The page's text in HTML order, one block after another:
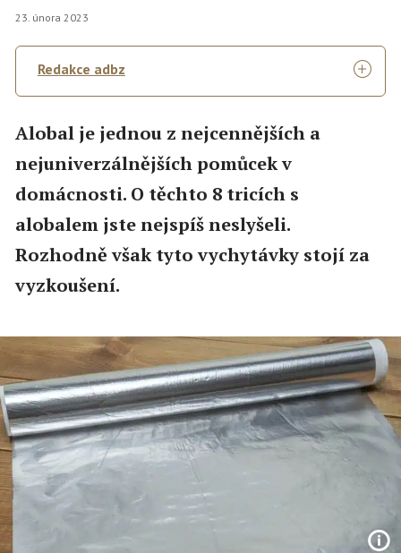
23. února 2023
Redakce adbz
Alobal je jednou z nejcennějších a
nejuniverzálnějších pomůcek v
domácnosti. O těchto 8 tricích s
alobalem jste nejspíš neslyšeli.
Rozhodně však tyto vychytávky stojí za
vyzkoušení.